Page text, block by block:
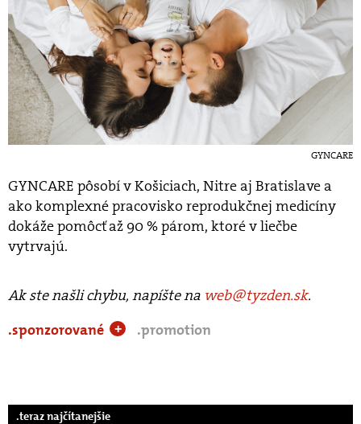
GYNCARE
GYNCARE pôsobí v Košiciach, Nitre aj Bratislave a
ako komplexné pracovisko reprodukčnej medicíny
dokáže pomôcť až 90 % párom, ktoré v liečbe
vytrvajú.
Ak ste našli chybu, napíšte na web@tyzden.sk.
.sponzorované
+ .promotion
.teraz najčítanejšie